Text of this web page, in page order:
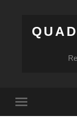
Menü